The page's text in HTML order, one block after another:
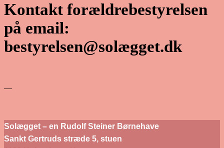
Kontakt forældrebestyrelsen
på email:
bestyrelsen@solægget.dk
—
Solægget – en Rudolf Steiner Børnehave
Sankt Gertruds stræde 5, stuen